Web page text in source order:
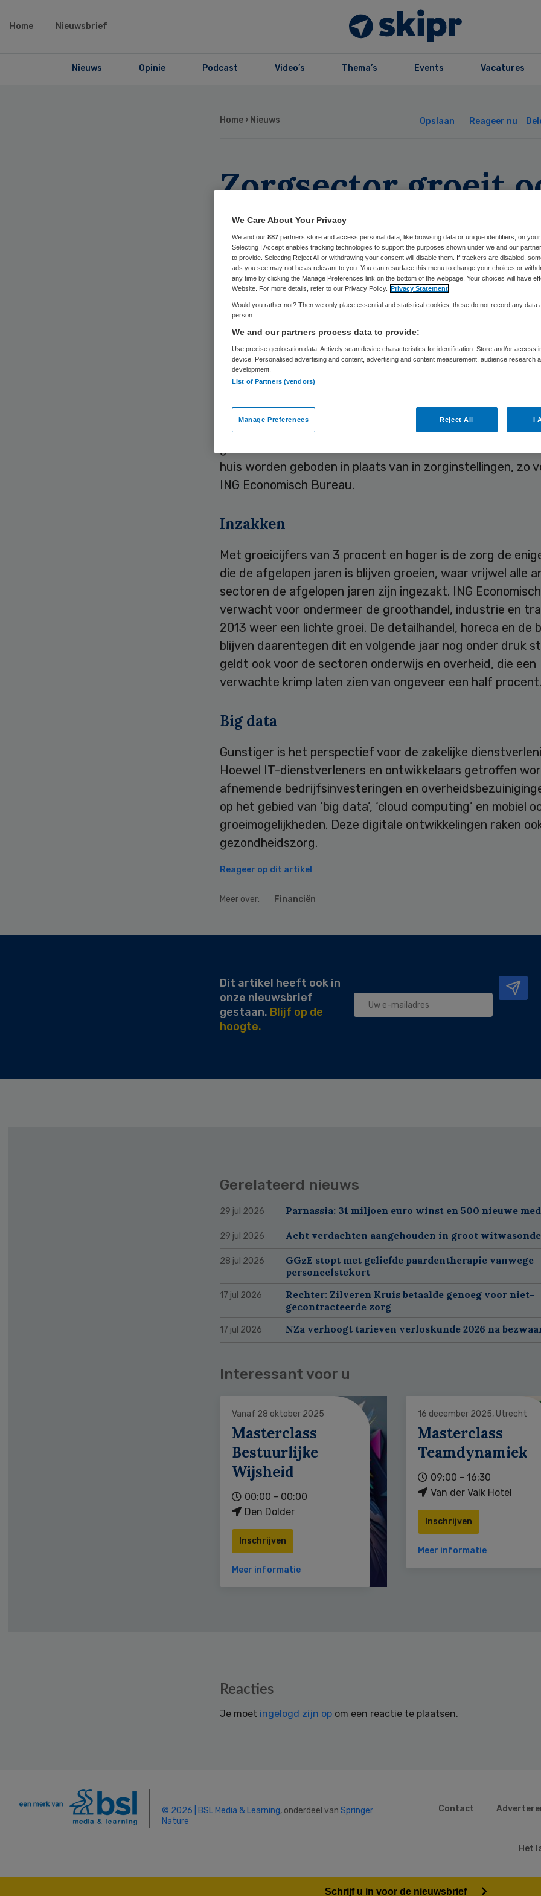
Home Nieuwsbrief
Nieuws Opinie Podcast Video’s Thema’s Events Vacatures
Home › Nieuws Opslaan Reageer nu
Zorgsector groeit
in 2013 door
Skipr Redactie 8 augustus 2012,12:53 31 keer gelezen
De zorgsector zal in 2013 met 3 procent groeien. Dat
Economisch Bureau in een kwartaalrapportage.
Dit jaar komt het groeipercentage naar verwachting van
2012 kwam de groei in de zorg nog uit op ruim 4 procent.
ING Economisch Bureau betreft het hier vooral
huis worden geboden in plaats van in zorginstellingen, zo
ING Economisch Bureau.
Inzakken
Met groeicijfers van 3 procent en hoger is de zorg de
die de afgelopen jaren is blijven groeien, waar vrijwel alle
sectoren de afgelopen jaren zijn ingezakt. ING
verwacht voor ondermeer de groothandel, industrie en
2013 weer een lichte groei. De detailhandel, horeca en de
blijven daarentegen dit en volgende jaar nog onder druk
geldt ook voor de sectoren onderwijs en overheid, die een
verwachte krimp laten zien van ongeveer een half procent.
Big data
Gunstiger is het perspectief voor de zakelijke
Hoewel IT-dienstverleners en ontwikkelaars getroffen
afnemende bedrijfsinvesteringen en
op het gebied van ‘big data’, ‘cloud computing’ en mobiel
groeimogelijkheden. Deze digitale ontwikkelingen raken
gezondheidszorg.
Reageer op dit artikel
Meer over: Financiën
Dit artikel heeft ook in
onze nieuwsbrief
gestaan. Blijf op de
hoogte.
Gerelateerd nieuws
29 jul 2026 Parnassia: 31 miljoen euro winst en 500 nieuwe
29 jul 2026 Acht verdachten aangehouden in groot
28 jul 2026
GGzE stopt met geliefde paardentherapie vanwege
personeelstekort
17 jul 2026
Rechter: Zilveren Kruis betaalde genoeg voor niet-
gecontracteerde zorg
17 jul 2026 NZa verhoogt tarieven verloskunde 2026 na
Interessant voor u
Vanaf 28 oktober 2025
Masterclass
Bestuurlijke
Wijsheid
00:00 - 00:00
Den Dolder
Inschrijven
Meer informatie
16 december 2025, Utrecht
Masterclass
Teamdynamiek
09:00 - 16:30
Van der Valk Hotel
Inschrijven
Meer informatie
Reacties
Je moet ingelogd zijn op om een reactie te plaatsen.
© 2026 | BSL Media & Learning, onderdeel van Springer
Nature
Contact
Het
Schrijf u in voor de nieuwsbrief
We Care About Your Privacy
We and our 887 partners store and access personal data, like browsing data or unique identifiers, on
Selecting I Accept enables tracking technologies to support the purposes shown under we and our
to provide. Selecting Reject All or withdrawing your consent will disable them. If trackers are disabled,
ads you see may not be as relevant to you. You can resurface this menu to change your choices or
any time by clicking the Manage Preferences link on the bottom of the webpage. Your choices will have
Website. For more details, refer to our Privacy Policy.
Privacy Statement
Would you rather not? Then we only place essential and statistical cookies, these do not record any data
person
We and our partners process data to provide:
Use precise geolocation data. Actively scan device characteristics for identification. Store and/or access
device. Personalised advertising and content, advertising and content measurement, audience research
development.
List of Partners (vendors)
Manage Preferences Reject All I